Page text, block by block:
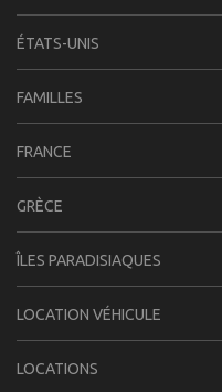
ÉTATS-UNIS
FAMILLES
FRANCE
GRÈCE
ÎLES PARADISIAQUES
LOCATION VÉHICULE
LOCATIONS